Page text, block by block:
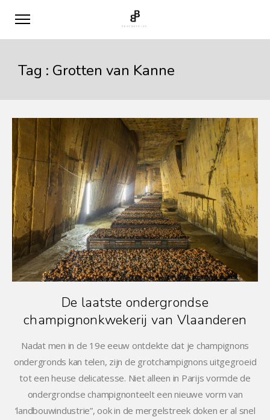
Tag : Grotten van Kanne
De laatste ondergrondse
champignonkwekerij van Vlaanderen
Nadat men in de 19e eeuw ontdekte dat je champignons
ondergronds kan telen, zijn de grotchampignons uitgegroeid
tot een heuse delicatesse. Niet alleen in Parijs vormde de
ondergrondse champignonteelt een nieuwe vorm van
‘landbouwindustrie”, ook in de mergelstreek doken er al snel